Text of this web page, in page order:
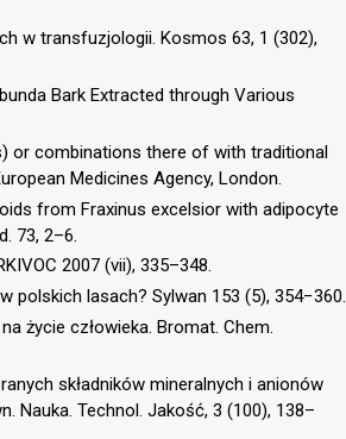
w transfuzjologii. Kosmos 63, 1 (302),
Bark Extracted through Various
or combinations there of with traditional
Medicines Agency, London.
from Fraxinus excelsior with adipocyte
73, 2–6.
2007 (vii), 335–348.
polskich lasach? Sylwan 153 (5), 354−360.
życie człowieka. Bromat. Chem.
składników mineralnych i anionów
Nauka. Technol. Jakość, 3 (100), 138–